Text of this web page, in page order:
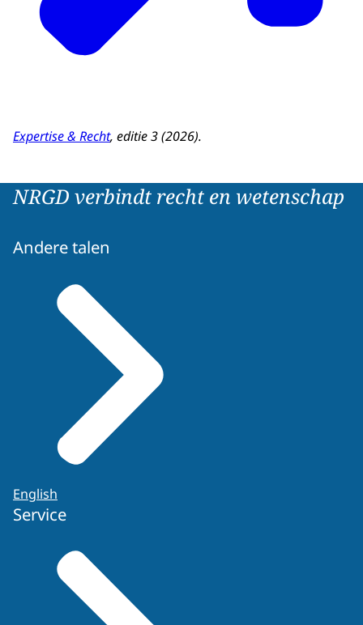
Expertise & Recht, editie 3 (2026).
NRGD verbindt recht en wetenschap
Andere talen
English
Service